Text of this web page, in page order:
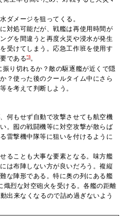
ダメージを狙ってくる。
対処可能だが、戦艦は再使用時間が
グを間違うと再度火災や浸水が発生
受けてしまう。応急工作班を使用す
である*5。
り切れるか？敵の駆逐艦が近くで隠
？使った後のクールタイム中にさら
を考えて判断しよう。
何もせず自動で攻撃させても航空機
。囮の戦闘機等に対空攻撃が散らば
雷撃機中隊等に狙いを付けるように
ることも大事な要素となる。味方艦
は布陣しない方が良いだろう。複縦
な陣形である。特に奥の列にある艦
熾烈な対空砲火を受ける。各艦の距離
出来なくなるので詰め過ぎないよう